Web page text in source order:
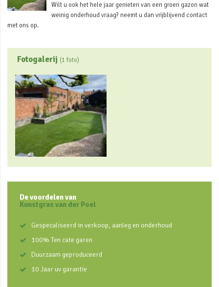
Wilt u ook het hele jaar genieten van een groen gazon wat
weinig onderhoud vraag? neemt u dan vrijblijvend contact
met ons op.
Fotogalerij (1 foto)
De voordelen van
Kunstgras van der Poel
Gespecaliseerd in verkoop, aanleg en onderhoud
100% Ten cate garen
Duurzaam geproduceerd
10 Jaar uv garantie